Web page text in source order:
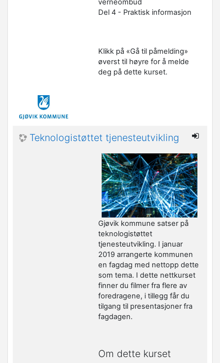
verneombud
Del 4 - Praktisk informasjon
Klikk på «Gå til påmelding»
øverst til høyre for å melde
deg på dette kurset.
Teknologistøttet tjenesteutvikling
Gjøvik kommune satser på
teknologistøttet
tjenesteutvikling. I januar
2019 arrangerte kommunen
en fagdag med nettopp dette
som tema. I dette nettkurset
finner du filmer fra flere av
foredragene, i tillegg får du
tilgang til presentasjoner fra
fagdagen.
Om dette kurset